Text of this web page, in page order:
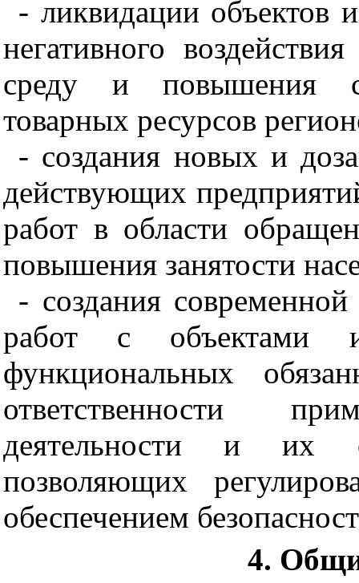
- ликвидации объектов
негативного
среду и повышения
товарных ресурсов
- создания новых и
действующих
работ в области
повышения занятости
- создания
работ с объектами
функциональных
ответственности
деятельности и их
позволяющих
обеспечением
4.